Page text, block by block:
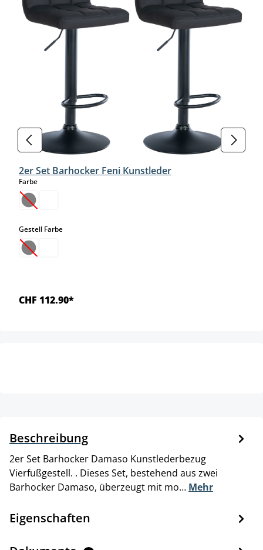
2er Set Barhocker Feni Kunstleder
Farbeauswählen
(Diese Option ist zurzeit nicht verfügbar.)
Gestell Farbeauswählen
(Diese Option ist zurzeit nicht verfügbar.)
CHF 112.90*
Beschreibung
2er Set Barhocker Damaso Kunstlederbezug
Vierfußgestell. . Dieses Set, bestehend aus zwei
Barhocker Damaso, überzeugt mit mo… Mehr
Eigenschaften